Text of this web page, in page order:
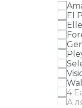
Луна Уоллс (Luna
4
А ля Прима (A La